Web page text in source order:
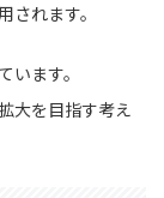
れます。
ます。
大を目指す考え